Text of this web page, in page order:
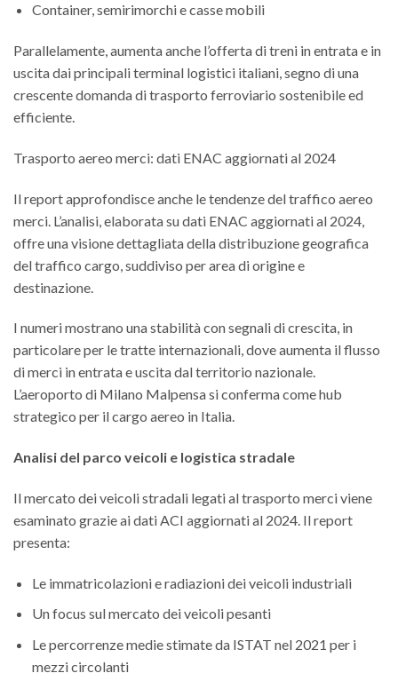
Container, semirimorchi e casse mobili
Parallelamente, aumenta anche l’offerta di treni in entrata e in
uscita dai principali terminal logistici italiani, segno di una
crescente domanda di trasporto ferroviario sostenibile ed
efficiente.
Trasporto aereo merci: dati ENAC aggiornati al 2024
Il report approfondisce anche le tendenze del traffico aereo
merci. L’analisi, elaborata su dati ENAC aggiornati al 2024,
offre una visione dettagliata della distribuzione geografica
del traffico cargo, suddiviso per area di origine e
destinazione.
I numeri mostrano una stabilità con segnali di crescita, in
particolare per le tratte internazionali, dove aumenta il flusso
di merci in entrata e uscita dal territorio nazionale.
L’aeroporto di Milano Malpensa si conferma come hub
strategico per il cargo aereo in Italia.
Analisi del parco veicoli e logistica stradale
Il mercato dei veicoli stradali legati al trasporto merci viene
esaminato grazie ai dati ACI aggiornati al 2024. Il report
presenta:
Le immatricolazioni e radiazioni dei veicoli industriali
Un focus sul mercato dei veicoli pesanti
Le percorrenze medie stimate da ISTAT nel 2021 per i
mezzi circolanti